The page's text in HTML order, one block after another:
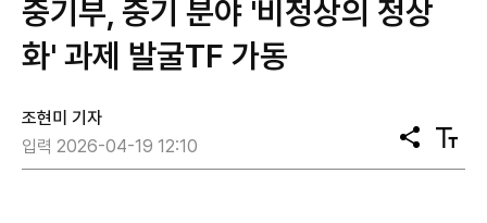
중기부, 중기 분야 '비정상의 정상
화' 과제 발굴TF 가동
조현미 기자
입력 2026-04-19 12:10
공
유
텍
스